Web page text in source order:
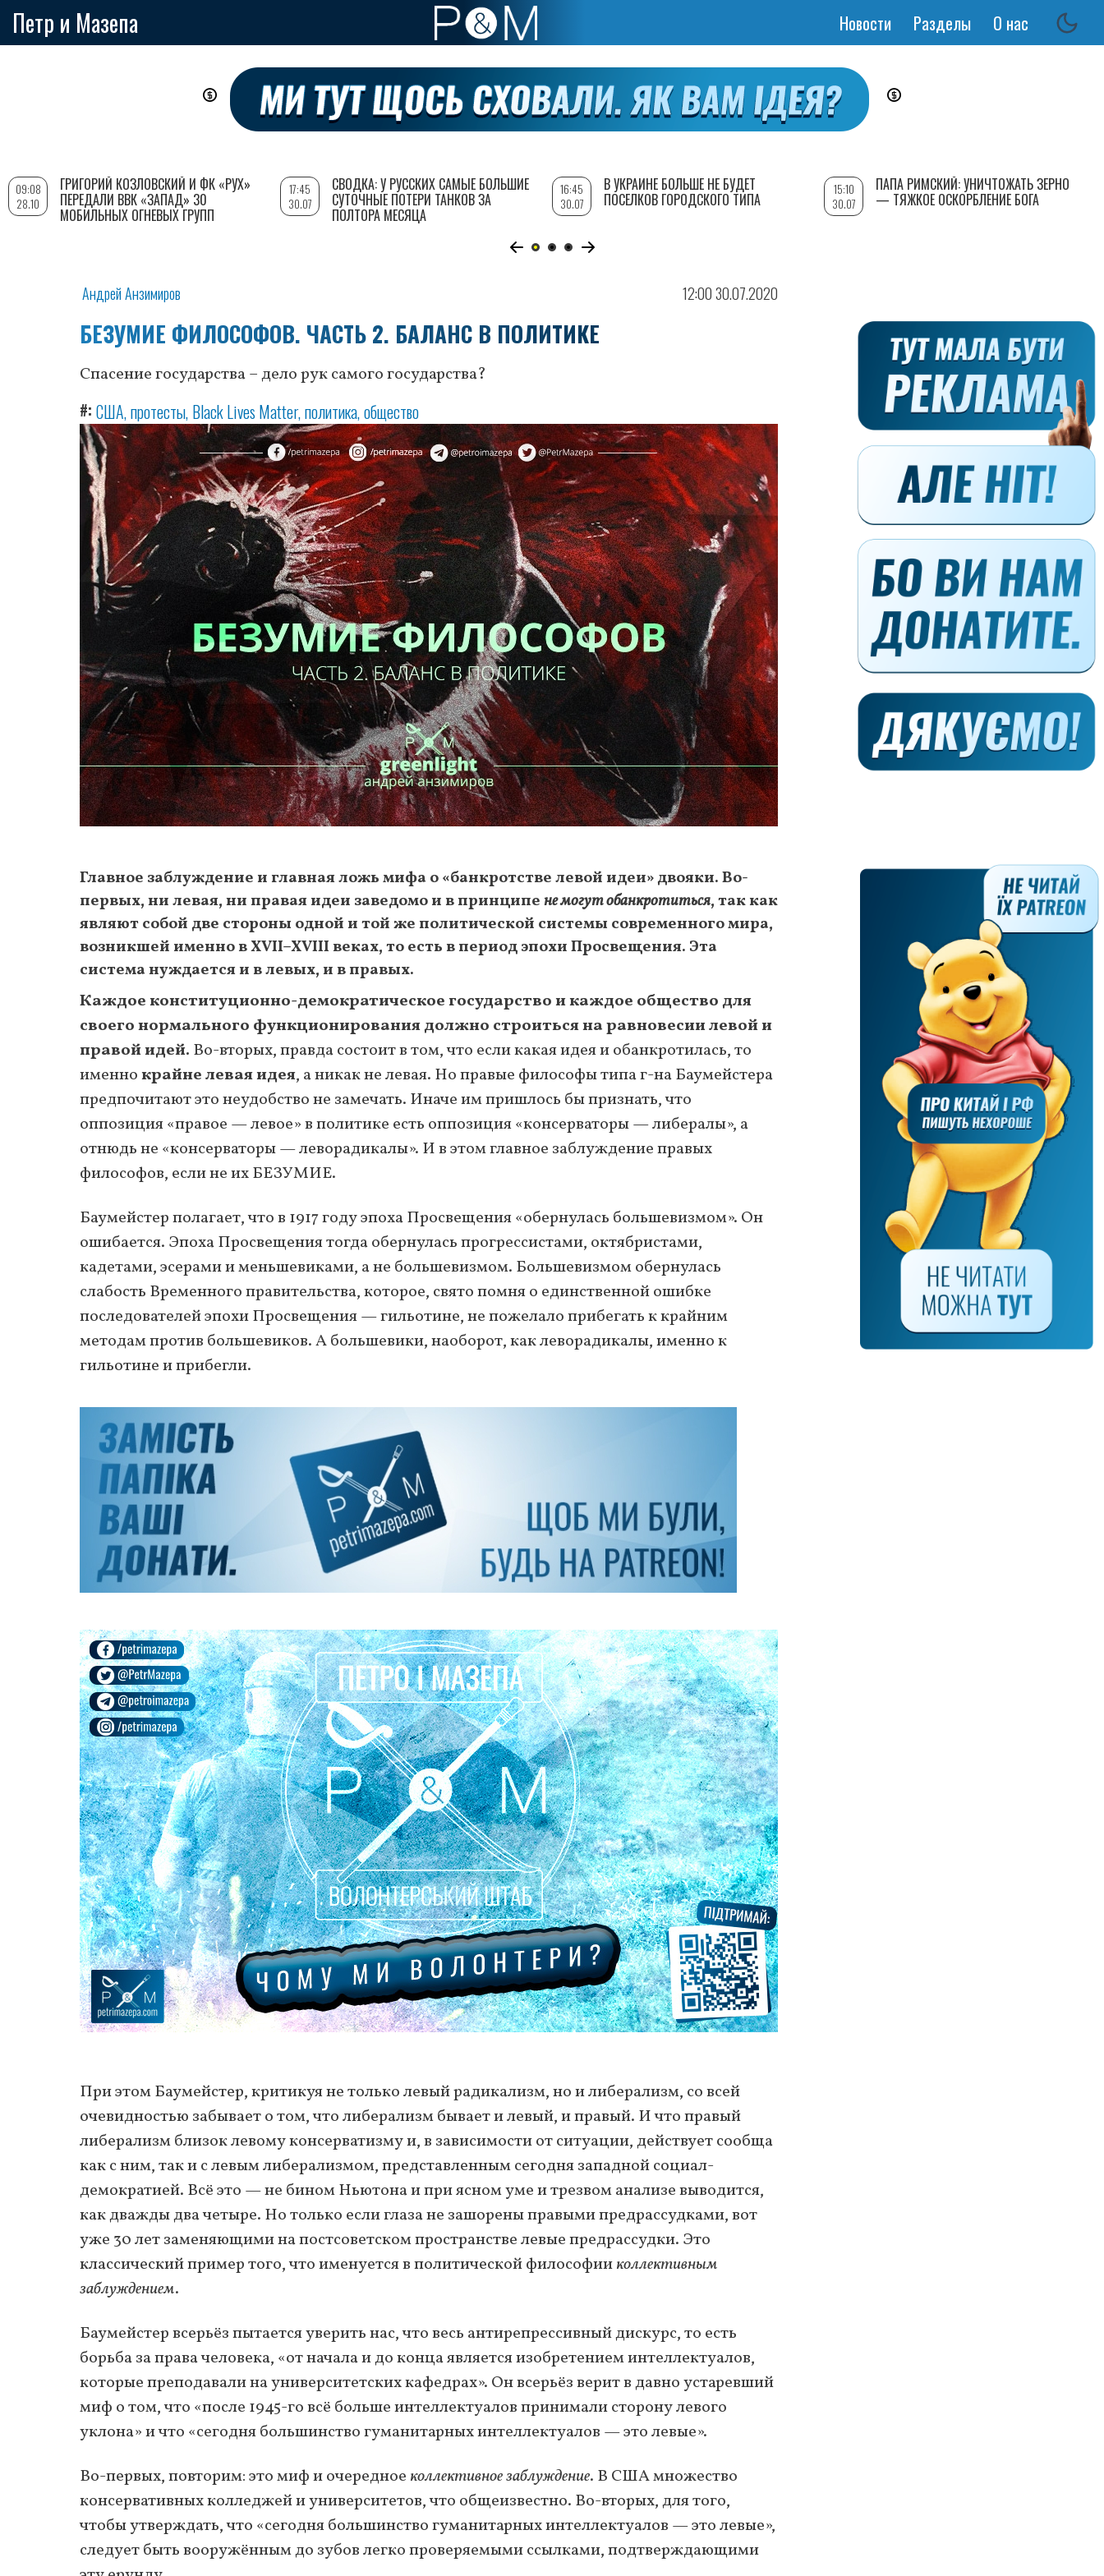
Петр и Мазепа
Основная
Новости Разделы О нас
Андрей Анзимиров 12:00 30.07.2020
БЕЗУМИЕ ФИЛОСОФОВ. ЧАСТЬ 2. БАЛАНС В ПОЛИТИКЕ
Спасение государства – дело рук самого государства?
# США протесты Black Lives Matter политика общество
Главное заблуждение и главная ложь мифа о «банкротстве левой идеи» двояки. Во-
первых, ни левaя, ни правая идеи заведомо и в принципене могут обанкротиться, так как
являют собой две стороны одной и той же политической системы современного мира,
возникшей именно в XVII–XVIII веках, то есть в период эпохи Просвещения. Эта
система нуждается и в левых, и в правых.
Каждое конституционно-демократическое государство и каждое общество для
своего нормального функционирования должно строиться на равновесии левой и
правой идей. Во-вторых, правда состоит в том, что если какая идея и обанкротилась, то
именнокрайне левая идея, а никак не левая. Но правые философы типа г-на Баумейстера
предпочитают это неудобство не замечать. Иначе им пришлось бы признать, что
оппозиция «правое — левое» в политике есть оппозиция «консерваторы — либералы», а
отнюдь не «консерваторы — леворадикалы». И в этом главное заблуждение правых
философов, если не их БЕЗУМИЕ.
Баумейстер полагает, что в 1917 году эпоха Просвещения «обернулась большевизмом». Он
ошибается. Эпоха Просвещения тогда обернулась прогрессистами, октябристами,
кадетами, эсерами и меньшевиками, а не большевизмом. Большевизмом обернулась
слабость Временного правительства, которое, свято помня о единственной ошибке
последователей эпохи Просвещения — гильотине, не пожелало прибегать к крайним
методам против большевиков. А большевики, наоборот, как леворадикалы, именно к
гильотине и прибегли.
При этом Баумейстер, критикуя не только левый радикализм, но и либерализм, со всей
очевидностью забывает о том, что либерализм бывает и левый, и правый. И что правый
либерализм близок левому консерватизму и, в зависимости от ситуации, действует сообща
как с ним, так и с левым либерализмом, представленным сегодня западной социал-
демократией. Всё это — не бином Ньютона и при ясном уме и трезвом анализе выводится,
как дважды два четыре. Но только если глаза не зашорены правыми предрассудками, вот
уже 30 лет заменяющими на постсоветском пространстве левые предрассудки. Это
классический пример того, что именуется в политической философииколлективным
заблуждением.
Баумейстер всерьёз пытается уверить нас, что весь антирепрессивный дискурс, то есть
борьба за права человека, «от начала и до конца является изобретением интеллектуалов,
которые преподавали на университетских кафедрах». Он всерьёз верит в давно устаревший
миф о том, что «после 1945-го всё больше интеллектуалов принимали сторону левого
уклона» и что «сегодня большинство гуманитарных интеллектуалов — это левые».
Во-первых, повторим: это миф и очередное коллективное заблуждение. В США множество
консервативных колледжей и университетов, что общеизвестно. Во-вторых, для того,
чтобы утверждать, что «сегодня большинство гуманитарных интеллектуалов — это левые»,
следует быть вооружённым до зубов легко проверяемыми ссылками, подтверждающими
09:08
28.10
ГРИГОРИЙ КОЗЛОВСКИЙ И ФК «РУХ»
ПЕРЕДАЛИ ВВК «ЗАПАД» 30
МОБИЛЬНЫХ ОГНЕВЫХ ГРУПП
17:45
30.07
СВОДКА: У РУССКИХ САМЫЕ БОЛЬШИЕ
СУТОЧНЫЕ ПОТЕРИ ТАНКОВ ЗА
ПОЛТОРА МЕСЯЦА
16:45
30.07
В УКРАИНЕ БОЛЬШЕ НЕ БУДЕТ
ПОСЕЛКОВ ГОРОДСКОГО ТИПА
15:10
30.07
ПАПА РИМСКИЙ: УНИЧТОЖАТЬ ЗЕРНО
— ТЯЖКОЕ ОСКОРБЛЕНИЕ БОГА